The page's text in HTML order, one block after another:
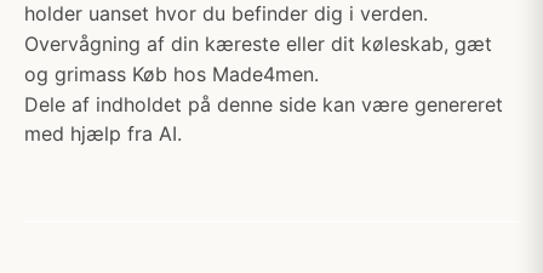
holder uanset hvor du befinder dig i verden.
Overvågning af din kæreste eller dit køleskab, gæt
og grimass Køb hos Made4men.
Dele af indholdet på denne side kan være genereret
med hjælp fra AI.